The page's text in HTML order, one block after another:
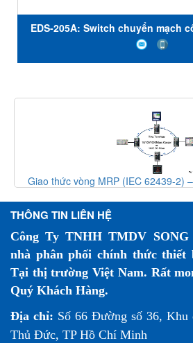
EDS-205A: Switch chuyển mạch
giá rẻ, Đại lý Moxa
Giao thức vòng MRP (IEC 62439-2)
THÔNG TIN LIÊN HỆ
Công Ty TNHH TMDV
nhà phân phối chính thức
Tại thị trường Việt Nam. Rất
Quý Khách Hàng.
Địa chỉ: Số 66 Đường số 36, Khu
Thủ Đức, TP Hồ Chí Minh